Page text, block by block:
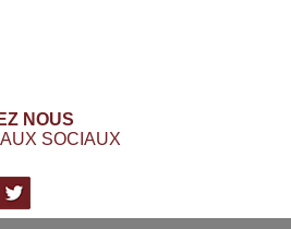
NOUS
SOCIAUX